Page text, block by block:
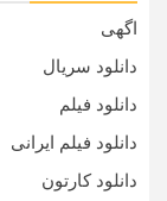
اگهی
دانلود سریال
دانلود فیلم
دانلود فیلم ایرانی
دانلود کارتون